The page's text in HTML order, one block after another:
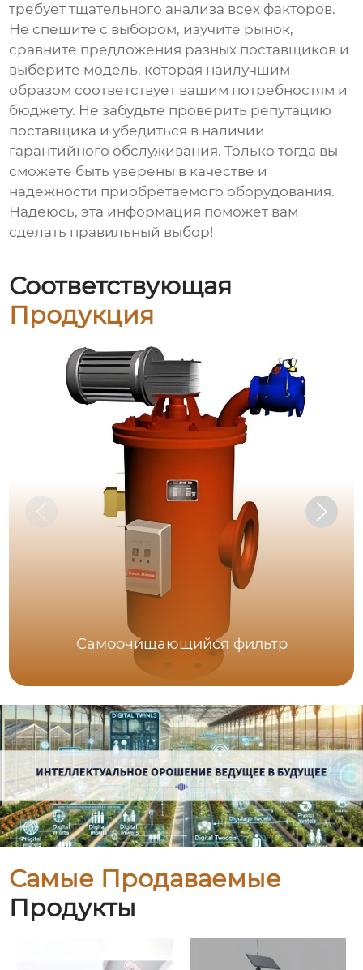
требует тщательного анализа всех факторов.
Не спешите с выбором, изучите рынок,
сравните предложения разных поставщиков и
выберите модель, которая наилучшим
образом соответствует вашим потребностям и
бюджету. Не забудьте проверить репутацию
поставщика и убедиться в наличии
гарантийного обслуживания. Только тогда вы
сможете быть уверены в качестве и
надежности приобретаемого оборудования.
Надеюсь, эта информация поможет вам
сделать правильный выбор!
Соответствующая
Продукция
Самоочищающийся фильтр
Самые Продаваемые
Продукты